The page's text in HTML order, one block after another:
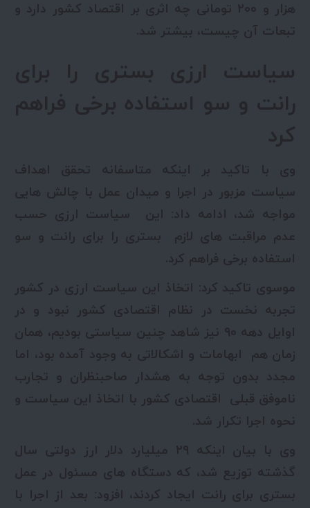
هزار و ۲۰۰ تومانی چه اثری بر اقتصاد کشور دارد و
تبعات آن چیست، بیشتر شد.
سیاست ارزی بستری را برای
رانت و سو استفاده برخی فراهم
کرد
وی با تاکید بر اینکه متاسفانه تحقق اهداف
سیاست مزبور در اجرا و میدان عمل با چالش هایی
مواجه شد، ادامه داد: این سیاست ارزی حسب
عدم مراقبت های لازم بستری را برای رانت و سو
استفاده برخی فراهم کرد.
موسوی تاکید کرد: اتخاذ این سیاست ارزی در کشور
تجربه نخست در نظام اقتصادی کشور نبود و در
اوایل دهه ۹۰ نیز شاهد چنین سیاستی بودیم، همان
زمان هم ابهامات و اشکالاتی به وجود آمده بود، اما
مجدد بدون توجه به هشدار صاحبنظران و تجارب
ناموفق قبلی اقتصادی کشور با اتخاذ این سیاست و
نحوه اجرا تکرار شد.
وی با بیان اینکه ۲۹ میلیارد دلار ارز دولتی سال
گذشته توزیع شد، که دستگاه های مسئول در عمل
بستری برای رانت ایجاد کردند، افزود: بعد از اجرا با